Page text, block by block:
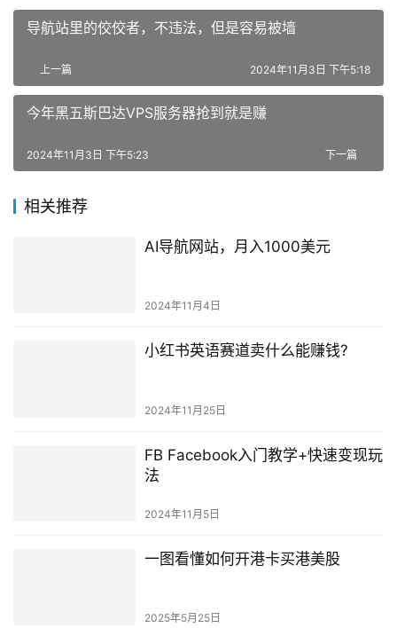
导航站里的佼佼者，不违法，但是容易被墙
上一篇 2024年11月3日 下午5:18
今年黑五斯巴达VPS服务器抢到就是赚
下一篇
2024年11月3日 下午5:23
相关推荐
AI导航网站，月入1000美元
2024年11月4日
小红书英语赛道卖什么能赚钱?
2024年11月25日
FB Facebook入门教学+快速变现玩
法
2024年11月5日
一图看懂如何开港卡买港美股
2025年5月25日